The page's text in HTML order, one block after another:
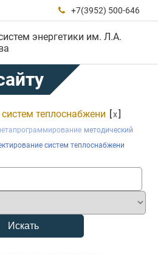
 +7(3952) 500-646
энергетики им. Л.А.
теплоснабжени [x]
методический
систем теплоснабжени